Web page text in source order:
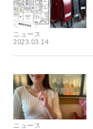
ニュース
2023.03.14
ニュース